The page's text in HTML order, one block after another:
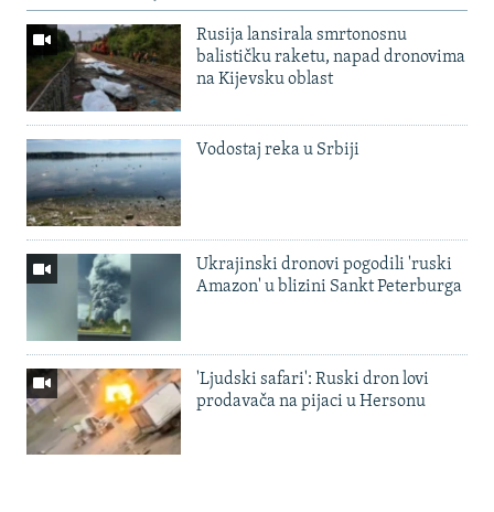
Rusija lansirala smrtonosnu
balističku raketu, napad dronovima
na Kijevsku oblast
Vodostaj reka u Srbiji
Ukrajinski dronovi pogodili 'ruski
Amazon' u blizini Sankt Peterburga
'Ljudski safari': Ruski dron lovi
prodavača na pijaci u Hersonu